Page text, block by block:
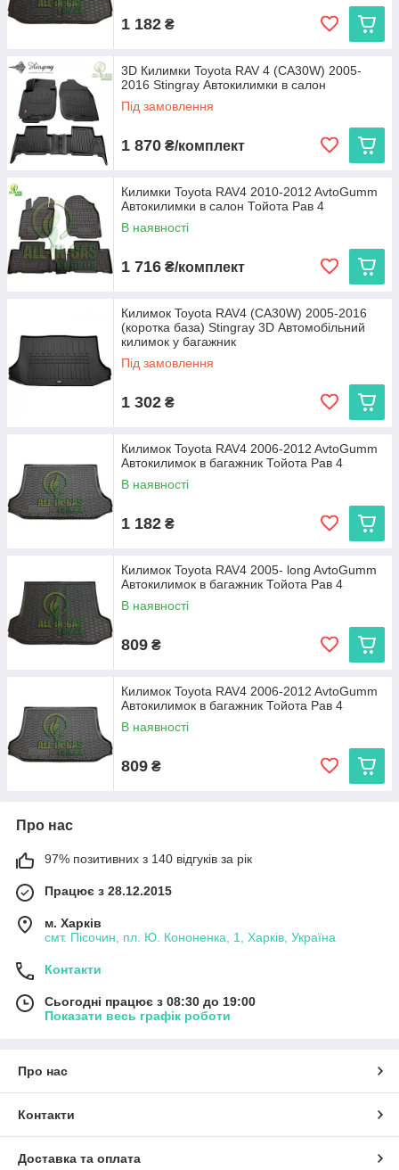
1 182 ₴
3D Килимки Toyota RAV 4 (CA30W) 2005-
2016 Stingray Автокилимки в салон
Під замовлення
1 870 ₴/комплект
Килимки Toyota RAV4 2010-2012 AvtoGumm
Автокилимки в салон Тойота Рав 4
В наявності
1 716 ₴/комплект
Килимок Toyota RAV4 (CA30W) 2005-2016
(коротка база) Stingray 3D Автомобільний
килимок у багажник
Під замовлення
1 302 ₴
Килимок Toyota RAV4 2006-2012 AvtoGumm
Автокилимок в багажник Тойота Рав 4
В наявності
1 182 ₴
Килимок Toyota RAV4 2005- long AvtoGumm
Автокилимок в багажник Тойота Рав 4
В наявності
809 ₴
Килимок Toyota RAV4 2006-2012 AvtoGumm
Автокилимок в багажник Тойота Рав 4
В наявності
809 ₴
Про нас
97% позитивних з 140 відгуків за рік
Працює з 28.12.2015
м. Харків
смт. Пісочин, пл. Ю. Кононенка, 1, Харків, Україна
Контакти
Сьогодні працює з 08:30 до 19:00
Показати весь графік роботи
Про нас
Контакти
Доставка та оплата